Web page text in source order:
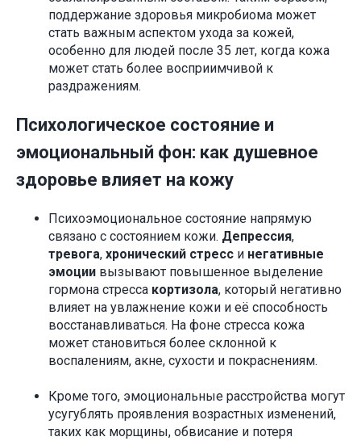
поддержание здоровья микробиома может
стать важным аспектом ухода за кожей,
особенно для людей после 35 лет, когда кожа
может стать более восприимчивой к
раздражениям.
Психологическое состояние и
эмоциональный фон: как душевное
здоровье влияет на кожу
Психоэмоциональное состояние напрямую
связано с состоянием кожи. Депрессия,
тревога, хронический стресс и негативные
эмоции вызывают повышенное выделение
гормона стресса кортизола, который негативно
влияет на увлажнение кожи и её способность
восстанавливаться. На фоне стресса кожа
может становиться более склонной к
воспалениям, акне, сухости и покраснениям.
Кроме того, эмоциональные расстройства могут
усугублять проявления возрастных изменений,
таких как морщины, обвисание и потеря